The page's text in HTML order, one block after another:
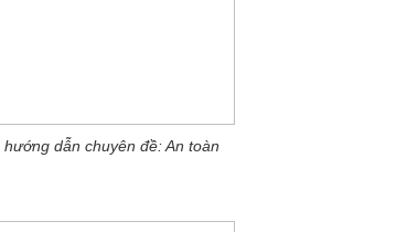
dẫn chuyên đề: An toàn